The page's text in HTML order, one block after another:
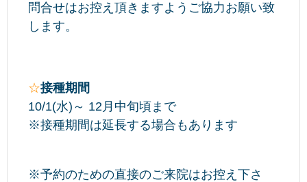
問合せはお控え頂きますようご協力お願い致
します。
☆接種期間
10/1(水)～ 12月中旬頃まで
※接種期間は延長する場合もあります
※予約のための直接のご来院はお控え下さ